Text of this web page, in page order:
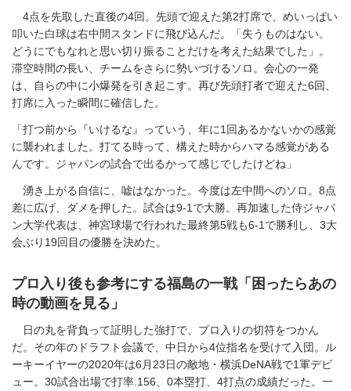
4点を先取した直後の4回。先頭で迎えた第2打席で、めいっぱい
叩いた白球は右中間スタンドに飛び込んだ。「失うものはない。
どうにでもなれと思い切り振ることだけを考えた結果でした」。
滞空時間の長い、チームをさらに勢いづけるソロ。会心の一発
は、自らの中に小爆発を引き起こす。再び先頭打者で迎えた6回、
打席に入った瞬間に確信した。
「打つ前から『いけるな』っていう、年に1回あるかないかの感覚
に襲われました。打てる時って、構えた時からハマる感覚がある
んです。ジャパンの試合で出るかって感じでしたけどね」
湧き上がる自信に、嘘はなかった。今度は左中間へのソロ。8点
差に広げ、ダメを押した。試合は9-1で大勝。再加速した侍ジャパ
ン大学代表は、神宮球場で行われた最終第5戦も6-1で勝利し、3大
会ぶり19回目の優勝を決めた。
プロ入り後も参考にする福島の一戦「困ったらあの
時の動画を見る」
日の丸を背負って証明した強打で、プロ入りの切符をつかん
だ。その年のドラフト会議で、中日から4位指名を受けて入団。ル
ーキーイヤーの2020年は6月23日の敵地・横浜DeNA戦で1軍デビ
ュー。30試合出場で打率.156、0本塁打、4打点の成績だった。一